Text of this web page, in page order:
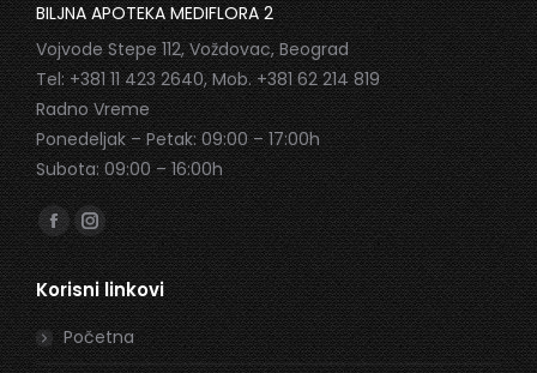
BILJNA APOTEKA MEDIFLORA 2
Vojvode Stepe 112, Voždovac, Beograd
Tel: +381 11 423 2640, Mob. +381 62 214 819
Radno Vreme
Ponedeljak – Petak: 09:00 – 17:00h
Subota: 09:00 – 16:00h
Find us on:
Facebook
page
opens
in
new
Instagram
page
opens
in
new
Korisni linkovi
Početna